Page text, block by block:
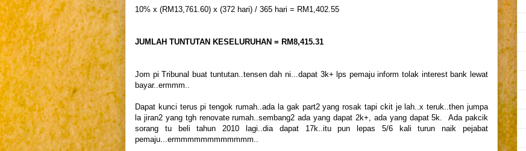
10% x (RM13,761.60) x (372 hari) / 365 hari = RM1,402.55
JUMLAH TUNTUTAN KESELURUHAN = RM8,415.31
Jom pi Tribunal buat tuntutan..tensen dah ni...dapat 3k+ lps pemaju inform tolak interest bank lewat
bayar..ermmm..
Dapat kunci terus pi tengok rumah..ada la gak part2 yang rosak tapi ckit je lah..x teruk..then jumpa
la jiran2 yang tgh renovate rumah..sembang2 ada yang dapat 2k+, ada yang dapat 5k. Ada pakcik
sorang tu beli tahun 2010 lagi..dia dapat 17k..itu pun lepas 5/6 kali turun naik pejabat
pemaju...ermmmmmmmmmmmm..